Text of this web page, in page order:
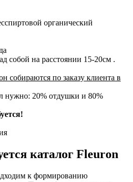
органический
собой на расстоянии 15-20см .
собираются по заказу клиента в
нужно: 20% отдушки и 80%
каталог Fleuron
к формированию